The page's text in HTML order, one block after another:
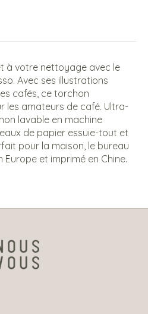
à votre nettoyage avec le
Avec ses illustrations
cafés, ce torchon
les amateurs de café. Ultra-
lavable en machine
de papier essuie-tout et
pour la maison, le bureau
et imprimé en Chine.